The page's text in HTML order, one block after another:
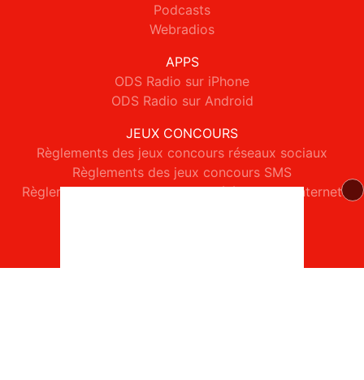
Podcasts
Webradios
APPS
ODS Radio sur iPhone
ODS Radio sur Android
JEUX CONCOURS
Règlements des jeux concours réseaux sociaux
Règlements des jeux concours SMS
Règlements des jeux concours téléphone et internet